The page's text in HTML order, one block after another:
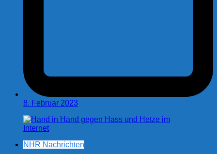
8. Februar 2023
NHR Nachrichten